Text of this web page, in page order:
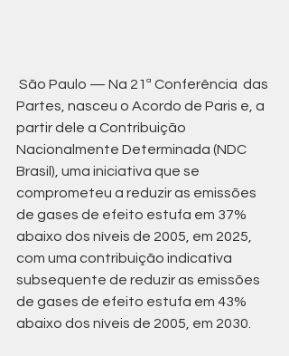
Partes, nasceu o Acordo de Paris e, a
partir dele a Contribuição
Nacionalmente Determinada (NDC
Brasil), uma iniciativa que se
comprometeu a reduzir as emissões
de gases de efeito estufa em 37%
abaixo dos níveis de 2005, em 2025,
com uma contribuição indicativa
subsequente de reduzir as emissões
de gases de efeito estufa em 43%
abaixo dos níveis de 2005, em 2030.